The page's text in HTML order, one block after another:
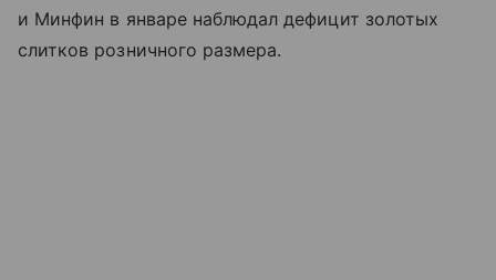
и Минфин в январе наблюдал дефицит золотых
слитков розничного размера.